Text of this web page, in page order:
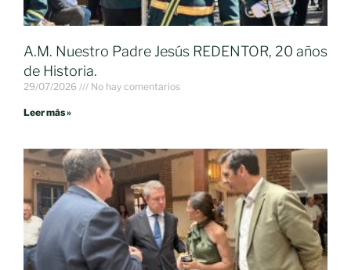
A.M. Nuestro Padre Jesús REDENTOR, 20 años
de Historia.
29/07/2026 No hay comentarios
Leer más »